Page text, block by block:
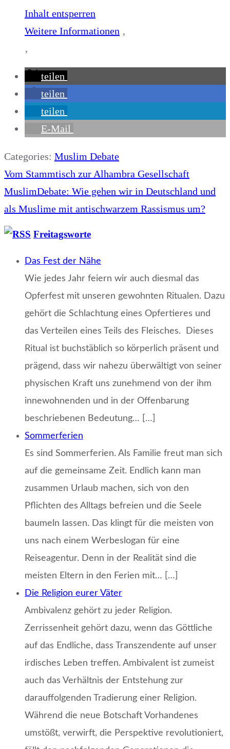
Inhalt entsperren
Weitere Informationen ‚
‚
teilen
teilen
teilen
E-Mail
Categories: Muslim Debate
Beitragsnavigation
Vom Stammtisch zur Alhambra Gesellschaft
MuslimDebate: Wie gehen wir in Deutschland und
als Muslime mit antischwarzem Rassismus um?
Freitagsworte
Das Fest der Nähe
Wie jedes Jahr feiern wir auch diesmal das
Opferfest mit unseren gewohnten Ritualen. Dazu
gehört die Schlachtung eines Opfertieres und
das Verteilen eines Teils des Fleisches. Dieses
Ritual ist buchstäblich so körperlich präsent und
prägend, dass wir nahezu überwältigt von seiner
physischen Kraft uns zunehmend von der ihm
innewohnenden und in der Offenbarung
beschriebenen Bedeutung… […]
Sommerferien
Es sind Sommerferien. Als Familie freut man sich
auf die gemeinsame Zeit. Endlich kann man
zusammen Urlaub machen, sich von den
Pflichten des Alltags befreien und die Seele
baumeln lassen. Das klingt für die meisten von
uns nach einem Werbeslogan für eine
Reiseagentur. Denn in der Realität sind die
meisten Eltern in den Ferien mit… […]
Die Religion eurer Väter
Ambivalenz gehört zu jeder Religion.
Zerrissenheit gehört dazu, wenn das Göttliche
auf das Endliche, dass Transzendente auf unser
irdisches Leben treffen. Ambivalent ist zumeist
auch das Verhältnis der Entstehung zur
darauffolgenden Tradierung einer Religion.
Während die neue Botschaft Vorhandenes
umstößt, verwirft, die Perspektive revolutioniert,